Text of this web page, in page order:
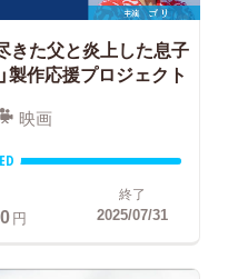
きた父と炎上した息子
製作応援プロジェクト
映画
円
終了
2025/07/31